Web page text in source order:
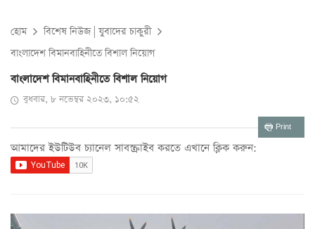
হোম বিশেষ নিউজ|যুবাদের চাকুরী
বাংলাদেশ বিমানবাহিনীতে বিশাল নিয়োগ
বাংলাদেশ বিমানবাহিনীতে বিশাল নিয়োগ
বুধবার, ৮ নভেম্বর ২০২৩, ১০:৫২
Print
আমাদের ইউটিউব চ্যানেল সাবস্ক্রাইব করতে এখানে ক্লিক করুন: